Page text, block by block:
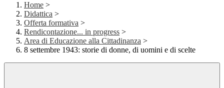
Home >
Didattica >
Offerta formativa >
Rendicontazione... in progress >
Area di Educazione alla Cittadinanza >
8 settembre 1943: storie di donne, di uomini e di scelte